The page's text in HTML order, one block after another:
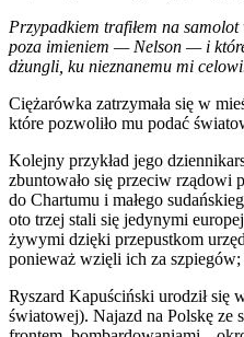
Przypadkiem trafiłem na
poza imieniem — Nelson — i
dżungli, ku nieznanemu mi
Ciężarówka zatrzymała się w
które pozwoliło mu podać
Kolejny przykład jego
zbuntowało się przeciw rządowi
do Chartumu i małego
oto trzej stali się jedynymi
żywymi dzięki przepustkom
ponieważ wzięli ich za
Ryszard Kapuściński urodził się
światowej). Najazd na Polskę ze